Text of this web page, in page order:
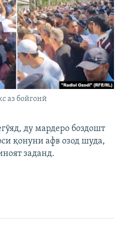
аз бойгонӣ
ду мардеро боздошт
қонуни афв озод шуда,
заданд.